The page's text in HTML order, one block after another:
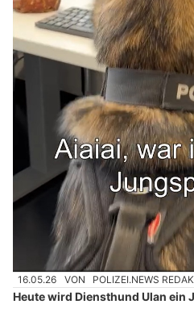
16.05.26 VON POLIZEI.NEWS
Heute wird Diensthund Ulan ein